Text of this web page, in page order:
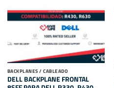
BACKPLANES / CABLEADO
DELL BACKPLANE FRONTAL